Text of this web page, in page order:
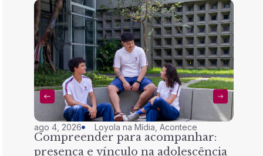
ago 4, 2026 Loyola na Mídia ,Acontece
Compreender para acompanhar:
presença e vínculo na adolescência